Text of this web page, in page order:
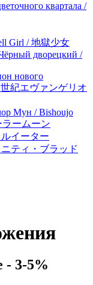
квартала /
Girl / 地獄少女
дворецкий /
нового
世紀エヴァンゲリオ
Мун / Bishoujo
ラームーン
イーター
ティ・ブラッド
- 3-5%